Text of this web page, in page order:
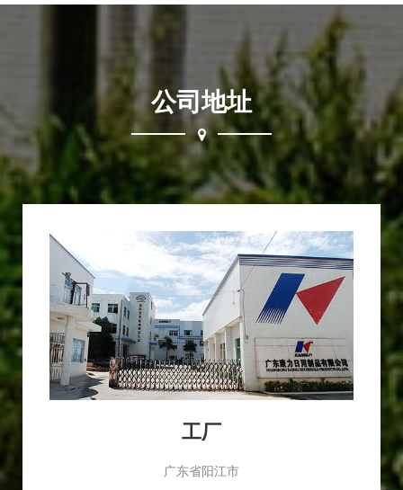
公司地址
工厂
广东省阳江市